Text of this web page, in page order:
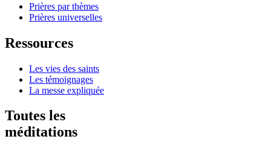
Prières par thèmes
Prières universelles
Ressources
Les vies des saints
Les témoignages
La messe expliquée
Toutes les
méditations